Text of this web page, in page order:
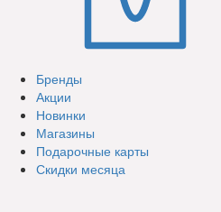
Бренды
Акции
Новинки
Магазины
Подарочные карты
Скидки месяца